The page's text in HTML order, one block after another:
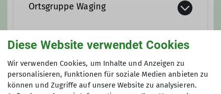
Qualifikationen
Wanderleiter*in
Ortsgruppe Waging
Maximale Teilnehmeranzahl
8
Diese Website verwendet Cookies
Wir verwenden Cookies, um Inhalte und Anzeigen zu
personalisieren, Funktionen für soziale Medien anbieten zu
können und Zugriffe auf unsere Website zu analysieren.